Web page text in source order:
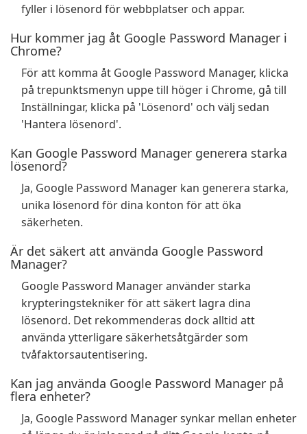
fyller i lösenord för webbplatser och appar.
Hur kommer jag åt Google Password Manager i
Chrome?
För att komma åt Google Password Manager, klicka
på trepunktsmenyn uppe till höger i Chrome, gå till
Inställningar, klicka på 'Lösenord' och välj sedan
'Hantera lösenord'.
Kan Google Password Manager generera starka
lösenord?
Ja, Google Password Manager kan generera starka,
unika lösenord för dina konton för att öka
säkerheten.
Är det säkert att använda Google Password
Manager?
Google Password Manager använder starka
krypteringstekniker för att säkert lagra dina
lösenord. Det rekommenderas dock alltid att
använda ytterligare säkerhetsåtgärder som
tvåfaktorsautentisering.
Kan jag använda Google Password Manager på
flera enheter?
Ja, Google Password Manager synkar mellan enheter